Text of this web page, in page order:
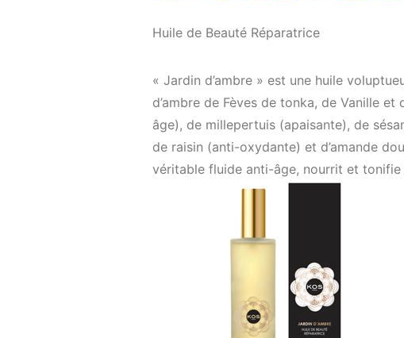
Huile de Beauté Réparatrice
« Jardin d’ambre » est une huile
d’ambre de Fèves de tonka, de Vanille et
âge), de millepertuis (apaisante), de
de raisin (anti-oxydante) et d’amande
véritable fluide anti-âge, nourrit et tonifie